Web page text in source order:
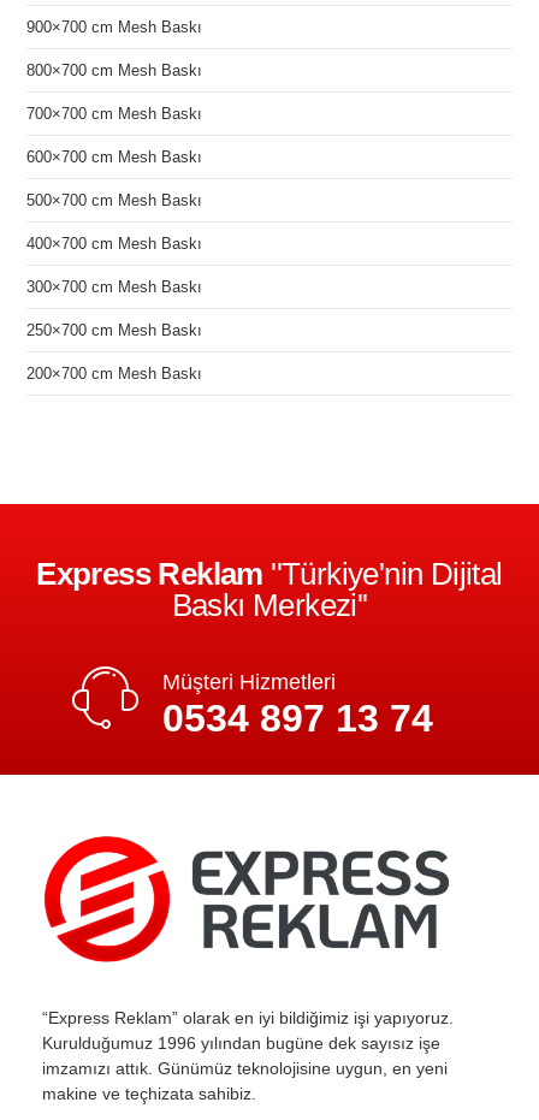
900×700 cm Mesh Baskı
800×700 cm Mesh Baskı
700×700 cm Mesh Baskı
600×700 cm Mesh Baskı
500×700 cm Mesh Baskı
400×700 cm Mesh Baskı
300×700 cm Mesh Baskı
250×700 cm Mesh Baskı
200×700 cm Mesh Baskı
Express Reklam ''Türkiye'nin Dijital
Baskı Merkezi''
Müşteri Hizmetleri
0534 897 13 74
“Express Reklam” olarak en iyi bildiğimiz işi yapıyoruz.
Kurulduğumuz 1996 yılından bugüne dek sayısız işe
imzamızı attık. Günümüz teknolojisine uygun, en yeni
makine ve teçhizata sahibiz.